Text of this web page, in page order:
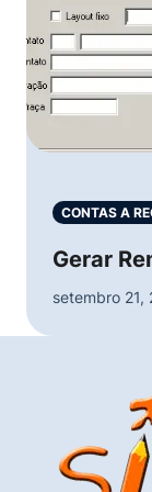
CONTAS A
Gerar
setembro 21,